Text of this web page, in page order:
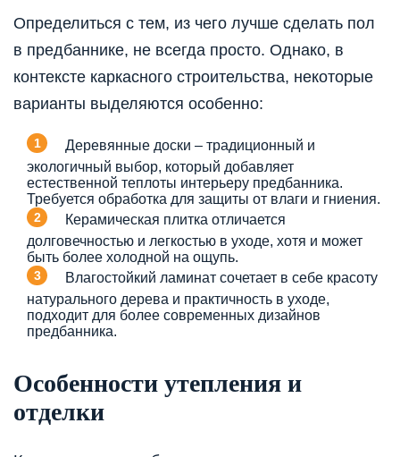
Определиться с тем, из чего лучше сделать пол
в предбаннике, не всегда просто. Однако, в
контексте каркасного строительства, некоторые
варианты выделяются особенно:
Деревянные доски – традиционный и
экологичный выбор, который добавляет
естественной теплоты интерьеру предбанника.
Требуется обработка для защиты от влаги и гниения.
Керамическая плитка отличается
долговечностью и легкостью в уходе, хотя и может
быть более холодной на ощупь.
Влагостойкий ламинат сочетает в себе красоту
натурального дерева и практичность в уходе,
подходит для более современных дизайнов
предбанника.
Особенности утепления и
отделки